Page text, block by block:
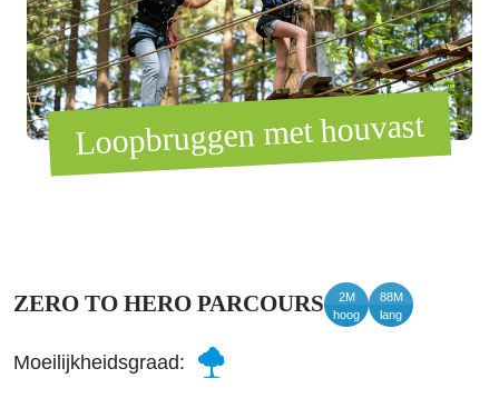
Loopbruggen met houvast
ZERO TO HERO PARCOURS
2M
hoog
88M
lang
Moeilijkheidsgraad: